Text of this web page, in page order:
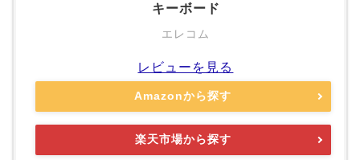
キーボード
エレコム
レビューを見る
Amazonから探す
楽天市場から探す